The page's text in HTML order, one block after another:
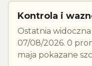
Kontrola i
Ostatnia
07/08/2026. 0
maja pokazane